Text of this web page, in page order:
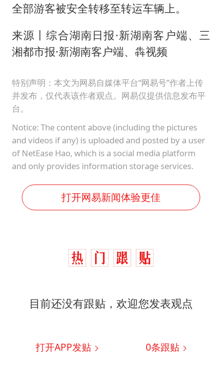
全部游客被安全转移至转运车辆上。
来源丨综合湖南日报·新湖南客户端、三
湘都市报·新湖南客户端、犇视频
特别声明：本文为网易自媒体平台“网易号”作者上传
并发布，仅代表该作者观点。网易仅提供信息发布平
台。
Notice: The content above (including the pictures
and videos if any) is uploaded and posted by a user
of NetEase Hao, which is a social media platform
and only provides information storage services.
打开网易新闻体验更佳
目前还没有跟贴，欢迎您发表观点
打开APP发贴 0条跟贴